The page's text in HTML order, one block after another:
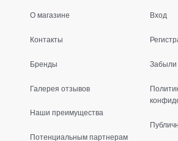
О магазине
Контакты
Бренды
Галерея отзывов
Наши преимущества
Потенциальным партнерам
Вход
Забыли